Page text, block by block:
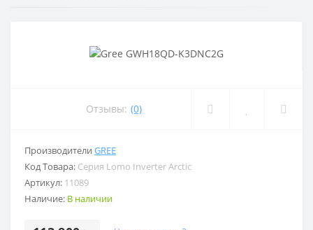
Отзывы: (0)
Производители GREE
Код Товара: Серия Lomo Inverter Arctic
Артикул: 11089
Наличие: В наличии